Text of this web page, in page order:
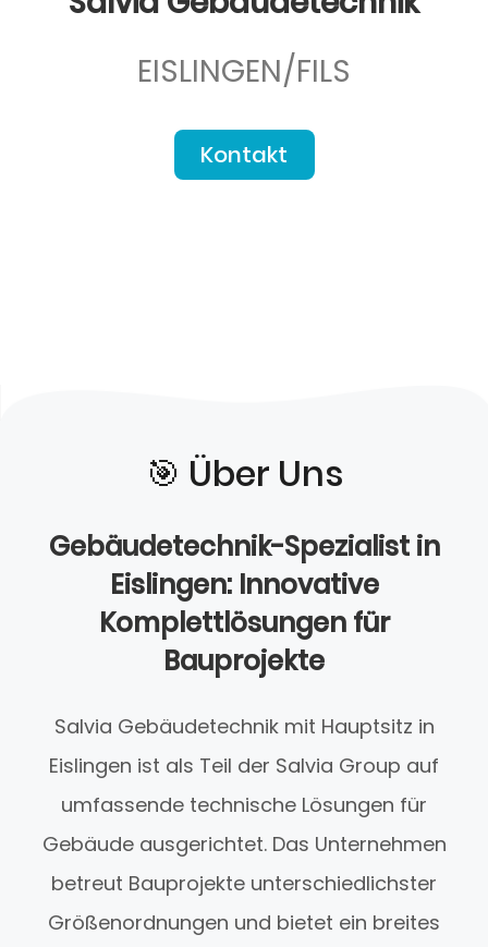
EISLINGEN/FILS
Kontakt
🎯️ Über Uns
Gebäudetechnik-Spezialist in
Eislingen: Innovative
Komplettlösungen für
Bauprojekte
Salvia Gebäudetechnik mit Hauptsitz in
Eislingen ist als Teil der Salvia Group auf
umfassende technische Lösungen für
Gebäude ausgerichtet. Das Unternehmen
betreut Bauprojekte unterschiedlichster
Größenordnungen und bietet ein breites